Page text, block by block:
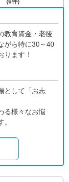
教育資金・老後
がら特に30～40
ります！
として「お志
る様々なお悩
(6件)